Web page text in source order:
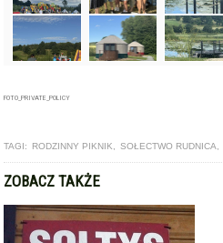
FOTO_PRIVATE_POLICY
TAGI: RODZINNY PIKNIK SOŁECTWO RUDNICA
ZOBACZ TAKŻE